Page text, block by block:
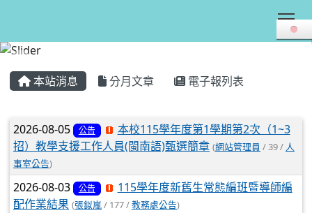
本站消息 分月文章 電子報列表
文章列表
2026-08-05 公告
本校115學年度第1學期第2次（1~3
招）教學支援工作人員(閩南語)甄選簡章 (網站管理員 / 39 / 人
事室公告)
2026-08-03 公告
115學年度新舊生常態編班暨導師編
配作業結果 (張鉯嵐/ 177 /教務處公告)